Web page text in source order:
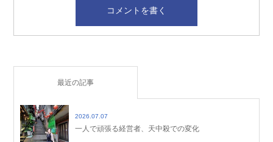
最近の記事
2026.07.07
一人で頑張る経営者、天中殺での変化